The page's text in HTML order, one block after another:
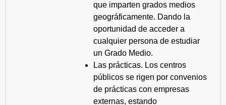
que imparten grados medios
geográficamente. Dando la
oportunidad de acceder a
cualquier persona de estudiar
un Grado Medio.
Las prácticas. Los centros
públicos se rigen por convenios
de prácticas con empresas
externas, estando